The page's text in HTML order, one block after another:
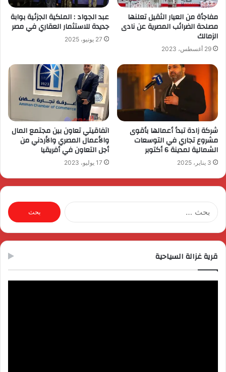
مفاجأة من العيار الثقيل تعلنها
مصلحة الضرائب المصرية عن نادى
الزمالك
29 أغسطس، 2023
عبد الجواد : الملكية الجزئية بوابة
جديدة للاستثمار العقاري في مصر
27 يونيو، 2025
شركة زادة تبدأ أعمالها بأقوى
مشروع تجاري في التوسعات
الشمالية لمدينة 6 أكتوبر
3 يناير، 2025
اتفاقيتي تعاون بين مجتمع المال
والأعمال المصري والأردني من
أجل التعاون في أفريقيا
17 يوليو، 2023
البحث
عن:
قرية غزالة السياحية